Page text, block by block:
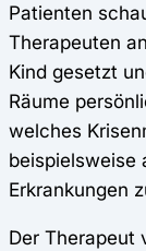
Patienten
Therapeuten
Kind gesetzt
Räume
welches
beispielsweise
Erkrankungen
Der Therapeut